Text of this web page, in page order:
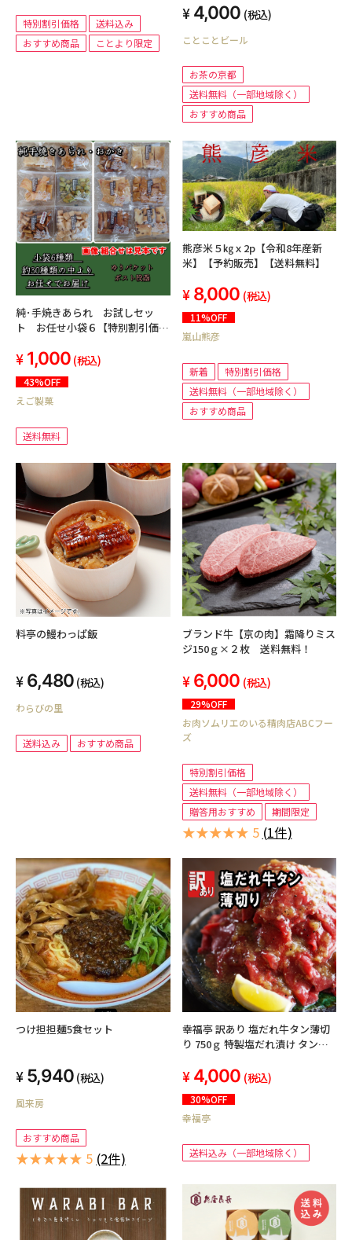
特別割引価格
送料込み
おすすめ商品
ことより限定
4,000 (税込)
ことことビール
お茶の京都
送料無料（一部地域除く）
おすすめ商品
純･手焼きあられ お試しセッ
ト お任せ小袋６【特別割引価
料】【A4サイズのポスト投函】
1,000 (税込)
43%OFF
えご製菓
送料無料
熊彦米５㎏ｘ2p【令和8年産新
米】【予約販売】【送料無料】
8,000 (税込)
11%OFF
嵐山熊彦
新着
特別割引価格
送料無料（一部地域除く）
おすすめ商品
料亭の鰻わっぱ飯
6,480 (税込)
わらびの里
送料込み おすすめ商品
ブランド牛【京の肉】霜降りミス
ジ150ｇ×２枚 送料無料！
6,000 (税込)
29%OFF
お肉ソムリエのいる精肉店ABCフー
ズ
特別割引価格
送料無料（一部地域除く）
贈答用おすすめ
期間限定
★★★★★ 5 (1件)
つけ担担麺5食セット
5,940 (税込)
風来房
おすすめ商品
★★★★★ 5 (2件)
幸福亭 訳あり 塩だれ牛タン薄切
り 750ｇ 特製塩だれ漬け タン塩
(250g×3)
4,000 (税込)
30%OFF
幸福亭
送料込み（一部地域除く）